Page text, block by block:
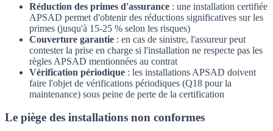
Réduction des primes d'assurance : une installation certifiée
APSAD permet d'obtenir des réductions significatives sur les
primes (jusqu'à 15-25 % selon les risques)
Couverture garantie : en cas de sinistre, l'assureur peut
contester la prise en charge si l'installation ne respecte pas les
règles APSAD mentionnées au contrat
Vérification périodique : les installations APSAD doivent
faire l'objet de vérifications périodiques (Q18 pour la
maintenance) sous peine de perte de la certification
Le piège des installations non conformes